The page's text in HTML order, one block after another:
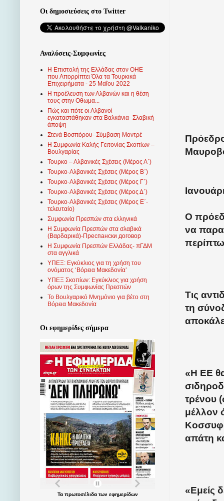
Ο
να
Τις
τη
«Η ΕΕ
τρένου
μέλλον
απάτη
«Εμείς
Οι δημοσιεύσεις στο Twitter
Αναλύσεις-Συμφωνίες
Η Επιστολή της Ελλάδας στον ΟΗΕ
που Απορρίπτει Όλα τα Τουρκικά
Επιχειρήματα - 25 Μαΐου 2022
Η προέλευση των Αλβανών και η θέση
τους στην Οθωμα...
Πώς και πότε οι Αλβανοί
εγκαταστάθηκαν στα Βαλκάνια- Σλαβική
άποψη
Στενά Βοσπόρου- Σύμβαση Μοντρέ
Η Συμφωνία Καλής Γειτονίας Σκοπίων –
Βουλγαρίας
Τουρκο – Αλβανικές Σχέσεις (Mέρος Α΄)
Τουρκο-Αλβανικές Σχέσεις (Μέρος Β΄)
Τουρκο-Αλβανικές Σχέσεις (Μέρος Γ΄)
Τουρκο-Αλβανικές Σχέσεις (Μέρος Δ΄)
Τουρκο-Αλβανικές Σχέσεις (Μέρος Ε΄-
τελευταίο)
Συμφωνία Πρεσπών στα ελληνικά
Η Συμφωνία Πρεσπών στα σλαβικά
(Βαρδαρικά)-Преспански договор
Η Συμφωνία Πρεσπών Ελλάδας- πΓΔΜ
στα αγγλικά
ΥΠΕΞ: Εγκύκλιος για τη χρήση του
ονόματος ‘Βόρεια Μακεδονία’
ΥΠΕΞ Σκοπίων: Εγκύκλιος για χρήση
όρων της Συμφωνίας Πρεσπών
Το Βουλγαρικό Μνημόνιο για βέτο στη
Βόρεια Μακεδονία
Οι εφημερίδες σήμερα
Τα πρωτοσέλιδατων εφημερίδων